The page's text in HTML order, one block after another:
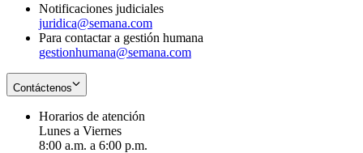
Notificaciones judiciales
juridica@semana.com
Para contactar a gestión humana
gestionhumana@semana.com
Contáctenos
Horarios de atención
Lunes a Viernes
8:00 a.m. a 6:00 p.m.